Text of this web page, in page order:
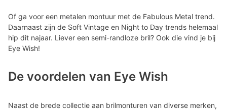
Of ga voor een metalen montuur met de Fabulous Metal trend.
Daarnaast zijn de Soft Vintage en Night to Day trends helemaal
hip dit najaar. Liever een semi-randloze bril? Ook die vind je bij
Eye Wish!
De voordelen van Eye Wish
Naast de brede collectie aan brilmonturen van diverse merken,